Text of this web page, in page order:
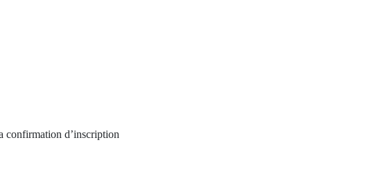
confirmation d’inscription